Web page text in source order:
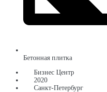
Бетонная плитка
Бизнес Центр
2020
Санкт-Петербург